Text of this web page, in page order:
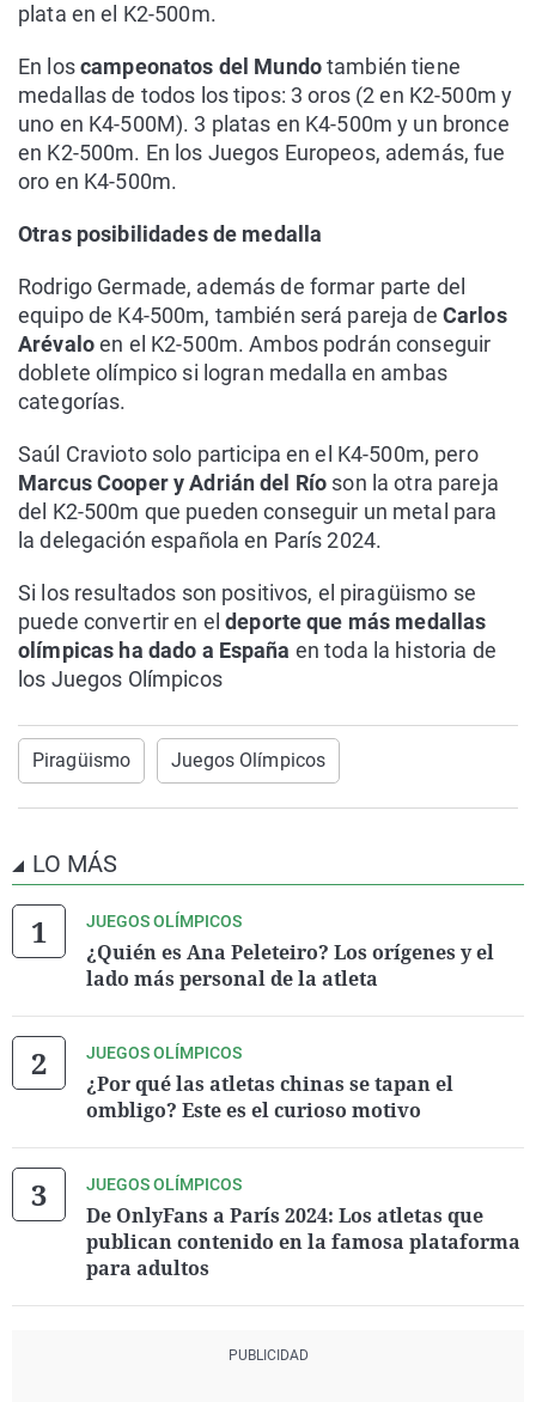
plata en el K2-500m.
En loscampeonatos del Mundotambién tiene
medallas de todos los tipos: 3 oros (2 en K2-500m y
uno en K4-500M). 3 platas en K4-500m y un bronce
en K2-500m. En los Juegos Europeos, además, fue
oro en K4-500m.
Otras posibilidades de medalla
Rodrigo Germade, además de formar parte del
equipo de K4-500m, también será pareja de Carlos
Arévaloen el K2-500m. Ambos podrán conseguir
doblete olímpico si logran medalla en ambas
categorías.
Saúl Cravioto solo participa en el K4-500m, pero
Marcus Cooper y Adrián del Río son la otra pareja
del K2-500m que pueden conseguir un metal para
la delegación española en París 2024.
Si los resultados son positivos, el piragüismo se
puede convertir en eldeporte que más medallas
olímpicas ha dado a España en toda la historia de
los Juegos Olímpicos
Piragüismo Juegos Olímpicos
LO MÁS
JUEGOS OLÍMPICOS
¿Quién es Ana Peleteiro? Los orígenes y el
lado más personal de la atleta
JUEGOS OLÍMPICOS
¿Por qué las atletas chinas se tapan el
ombligo? Este es el curioso motivo
JUEGOS OLÍMPICOS
De OnlyFans a París 2024: Los atletas que
publican contenido en la famosa plataforma
para adultos